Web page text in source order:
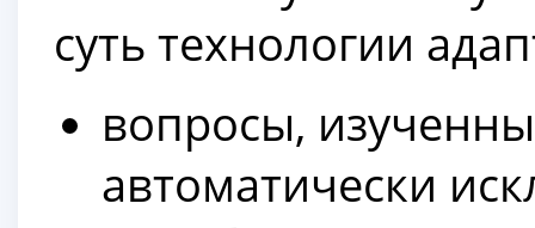
суть технологии
вопросы,
автоматически